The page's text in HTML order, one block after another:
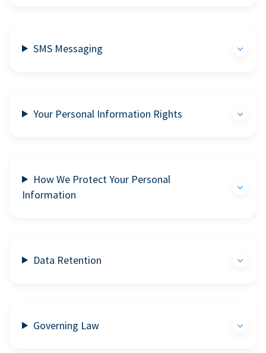
SMS Messaging
Your Personal Information Rights
How We Protect Your Personal
Information
Data Retention
Governing Law